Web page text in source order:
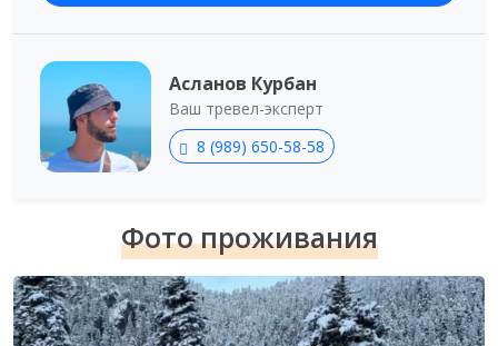
Асланов Курбан
Ваш тревел-эксперт
8 (989) 650-58-58
Фото проживания